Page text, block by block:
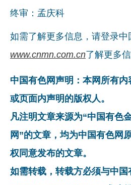
终审：孟庆科
如需了解更多信息，请登录中
www.cnmn.com.cn了解更多信
中国有色网声明：本网所有
或页面内声明的版权人。
凡注明文章来源为“中国有色
网”的文章，均为中国有色网
权同意发布的文章。
如需转载，转载方必须与中国